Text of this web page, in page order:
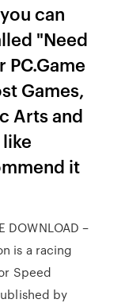
can
"Need
Games,
Arts and
it
DOWNLOAD –
is a racing
Speed
by